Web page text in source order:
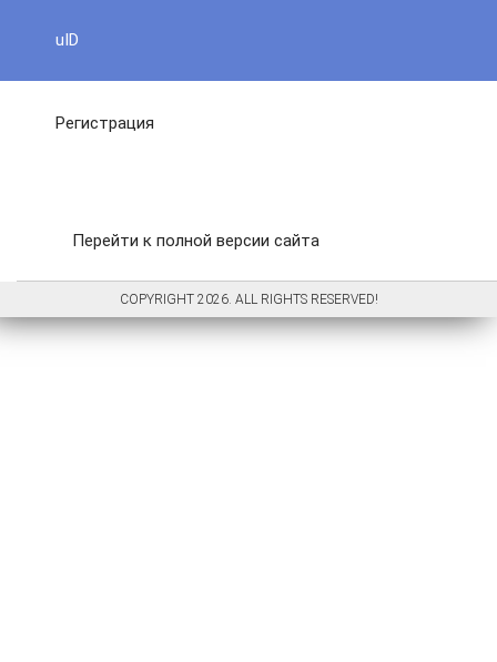
uID
Регистрация
Перейти к полной версии сайта
COPYRIGHT 2026. ALL RIGHTS RESERVED!